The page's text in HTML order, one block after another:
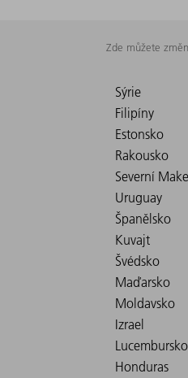
Zde můžete